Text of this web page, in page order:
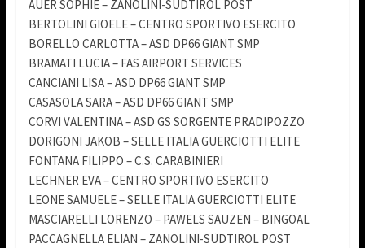
AUER SOPHIE – ZANOLINI-SÜDTIROL POST
BERTOLINI GIOELE – CENTRO SPORTIVO ESERCITO
BORELLO CARLOTTA – ASD DP66 GIANT SMP
BRAMATI LUCIA – FAS AIRPORT SERVICES
CANCIANI LISA – ASD DP66 GIANT SMP
CASASOLA SARA – ASD DP66 GIANT SMP
CORVI VALENTINA – ASD GS SORGENTE PRADIPOZZO
DORIGONI JAKOB – SELLE ITALIA GUERCIOTTI ELITE
FONTANA FILIPPO – C.S. CARABINIERI
LECHNER EVA – CENTRO SPORTIVO ESERCITO
LEONE SAMUELE – SELLE ITALIA GUERCIOTTI ELITE
MASCIARELLI LORENZO – PAWELS SAUZEN – BINGOAL
PACCAGNELLA ELIAN – ZANOLINI-SÜDTIROL POST